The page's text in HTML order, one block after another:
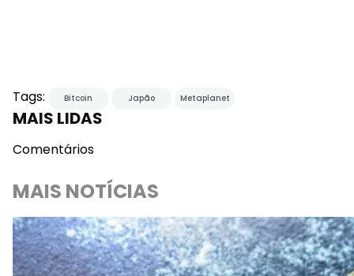
Tags: Bitcoin Japão Metaplanet
MAIS LIDAS
Comentários
MAIS NOTÍCIAS